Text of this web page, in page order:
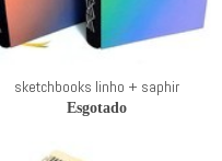
sketchbooks linho + saphir
Esgotado